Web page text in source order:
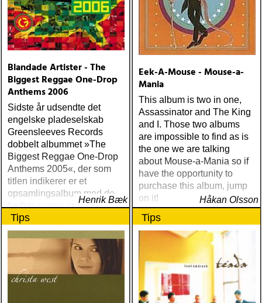
Blandade Artister - The
Biggest Reggae One-Drop
Anthems 2006
Sidste år udsendte det
engelske pladeselskab
Greensleeves Records
dobbelt albummet »The
Biggest Reggae One-Drop
Anthems 2005«, der som
titlen indikerer er et
opsamlingsalbum med de
bedste numre indenfor den
populære reggaestil kaldet
one-drop
Henrik Bæk
Eek-A-Mouse - Mouse-a-
Mania
This album is two in one,
Assassinator and The King
and I. Those two albums
are impossible to find as is
the one we are talking
about Mouse-a-Mania so if
have the opportunity to
purchase this album, jump
on it!
Håkan Olsson
Tips Tips